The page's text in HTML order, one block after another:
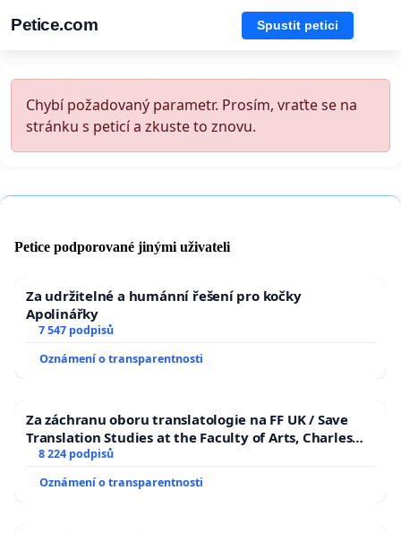
Petice.com Spustit petici
Chybí požadovaný parametr. Prosím, vraťte se na
stránku s peticí a zkuste to znovu.
Petice podporované jinými uživateli
Za udržitelné a humánní řešení pro kočky
Apolinářky
7 547 podpisů
Oznámení o transparentnosti
Za záchranu oboru translatologie na FF UK / Save
Translation Studies at the Faculty of Arts, Charles
University
8 224 podpisů
Oznámení o transparentnosti